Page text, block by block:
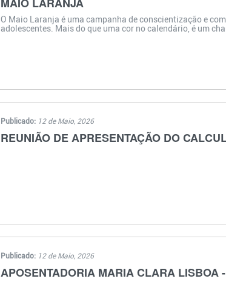
O Maio Laranja é uma campanha de conscientização e
adolescentes. Mais do que uma cor no calendário, é um
Publicado: 12 de Maio, 2026
REUNIÃO DE APRESENTAÇÃO DO
Publicado: 12 de Maio, 2026
APOSENTADORIA MARIA CLARA LISBOA